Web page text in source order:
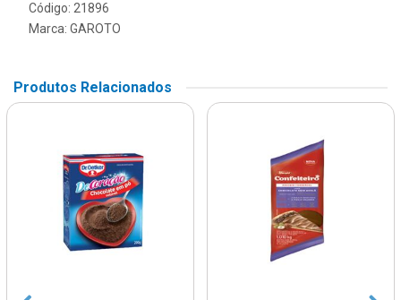
Código: 21896
Marca: GAROTO
Produtos Relacionados